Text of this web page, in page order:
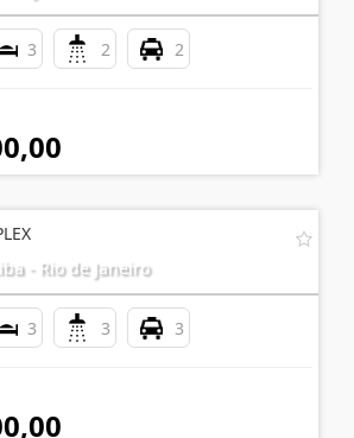
3 2 2
- Rio de Janeiro
3 3 3